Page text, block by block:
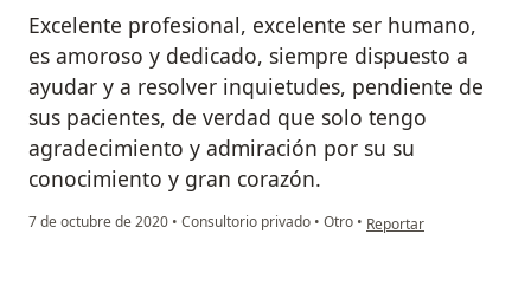
Excelente profesional, excelente ser humano,
es amoroso y dedicado, siempre dispuesto a
ayudar y a resolver inquietudes, pendiente de
sus pacientes, de verdad que solo tengo
agradecimiento y admiración por su su
conocimiento y gran corazón.
7 de octubre de 2020 • Consultorio privado • Otro • en opinión del usuario
Reportar